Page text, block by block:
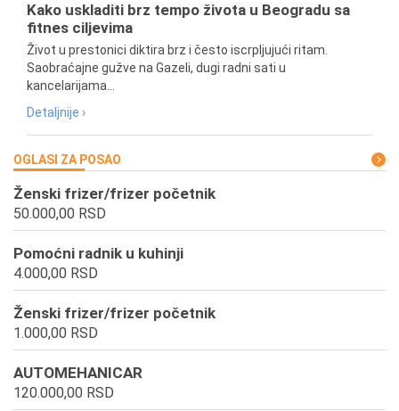
Kako uskladiti brz tempo života u Beogradu sa
fitnes ciljevima
Život u prestonici diktira brz i često iscrpljujući ritam.
Saobraćajne gužve na Gazeli, dugi radni sati u
kancelarijama...
Detaljnije ›
OGLASI ZA POSAO
Ženski frizer/frizer početnik
50.000,00 RSD
Pomoćni radnik u kuhinji
4.000,00 RSD
Ženski frizer/frizer početnik
1.000,00 RSD
AUTOMEHANICAR
120.000,00 RSD